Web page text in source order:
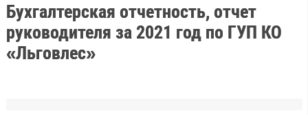
Бухгалтерская отчетность, отчет
руководителя за 2021 год по ГУП КО
«Льговлес»